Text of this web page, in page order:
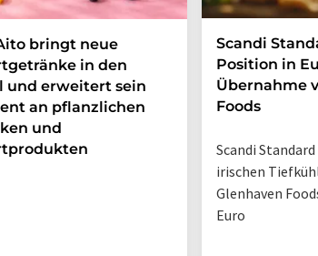
bringt neue
in den
und erweitert sein
an pflanzlichen
und
Scandi
Position in
Übernahme
Foods
Scandi
irischen
Glenhaven
Euro